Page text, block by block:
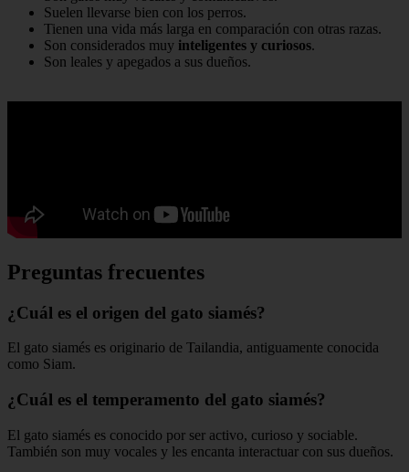
Suelen llevarse bien con los perros.
Tienen una vida más larga en comparación con otras razas.
Son considerados muy inteligentes y curiosos.
Son leales y apegados a sus dueños.
Preguntas frecuentes
¿Cuál es el origen del gato siamés?
El gato siamés es originario de Tailandia, antiguamente conocida
como Siam.
¿Cuál es el temperamento del gato siamés?
El gato siamés es conocido por ser activo, curioso y sociable.
También son muy vocales y les encanta interactuar con sus dueños.